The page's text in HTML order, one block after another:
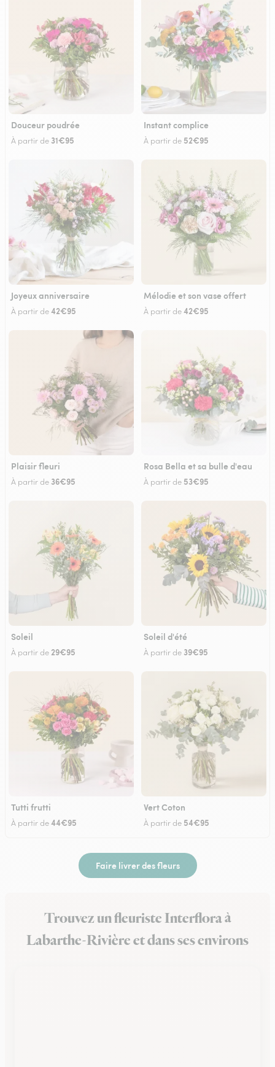
Douceur poudrée
À partir de 31€95
Instant complice
À partir de 52€95
Joyeux anniversaire
À partir de42€95
Mélodie et son vase offert
À partir de42€95
Plaisir fleuri
À partir de 36€95
Rosa Bella et sa bulle d'eau
À partir de 53€95
Soleil
À partir de29€95
Soleil d'été
À partir de 39€95
Tutti frutti
À partir de44€95
Vert Coton
À partir de 54€95
Faire livrer des fleurs
Trouvez un fleuriste Interflora à
Labarthe-Rivière et dans ses environs